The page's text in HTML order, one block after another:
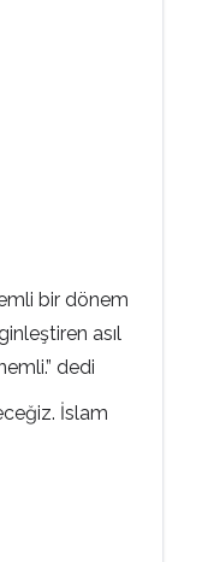
bir dönem
asıl
dedi
İslam